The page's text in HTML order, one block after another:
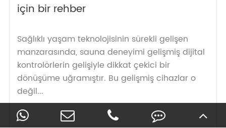
için bir rehber
Sağlıklı yaşam teknolojisinin sürekli gelişen
manzarasında, sauna deneyimi gelişmiş dijital
kontrolörlerin gelişiyle dikkat çekici bir
dönüşüme uğramıştır. Bu gelişmiş cihazlar o
değil...